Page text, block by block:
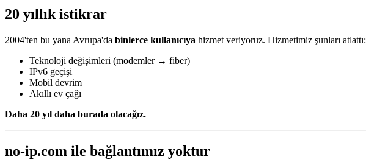
20 yıllık istikrar
2004'ten bu yana Avrupa'da binlerce kullanıcıya hizmet veriyoruz. Hizmetimiz şunları atlattı:
Teknoloji değişimleri (modemler → fiber)
IPv6 geçişi
Mobil devrim
Akıllı ev çağı
Daha 20 yıl daha burada olacağız.
no-ip.com ile bağlantımız yoktur